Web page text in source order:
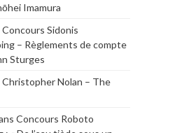
Imamura
Concours Sidonis
– Règlements de compte
Sturges
Christopher Nolan – The
Concours Roboto